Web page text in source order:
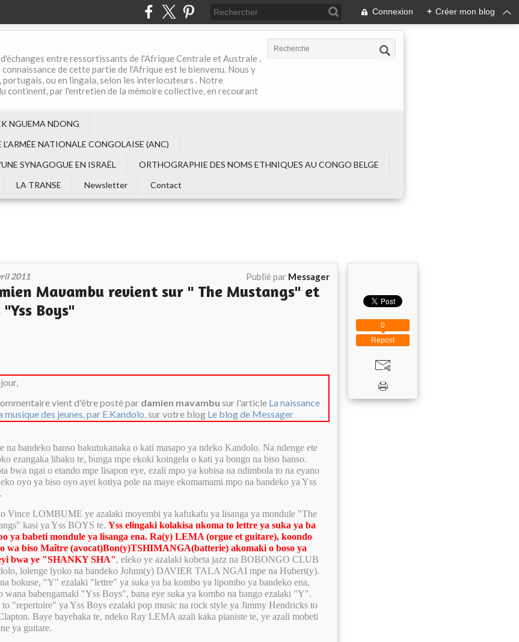
Connexion + Créer mon blog
entre ressortissants de l'Afrique Centrale et Australe .
de cette partie de l'Afrique est le bienvenu. Nous y
ou en lingala, selon les interlocuteurs . Notre
continent, par l'entretien de la mémoire collective, en recourant
NGUEMA NDONG
NATIONALE CONGOLAISE (ANC)
SYNAGOGUE EN ISRAËL
ORTHOGRAPHIE DES NOMS ETHNIQUES AU CONGO BELGE
LA TRANSE Newsletter Contact
2011 Publié par Messager
Mavambu revient sur " The Mustangs" et
"Yss Boys"
vient d'être posté par damien mavambu sur l'article La naissance
musique des jeunes, par E.Kandolo, sur votre blog Le blog de Messager
na bandeko banso bakutukanaka o kati masapo ya ndeko Kandolo. Na ndenge ete
ezangaka libaku te, bunga mpe ekoki koingela o kati ya bongo na biso banso.
bwa ngai o etando mpe lisapon eye, ezali mpo ya kobisa na ndimbola to na eyano
oyo ya biso oyo ayei kotiya pole na maye ekomamami mpo na bandeko ya Yss
Vince LOMBUME ye azalaki moyembi ya kafukafu ya lisanga ya mondule "The
kasi ya Yss BOYS te. Yss elingaki kolakisa nkoma to lettre ya suka ya ba
ya babeti mondule ya lisanga ena. Ra(y) LEMA (orgue et guitare), koondo
wa biso Maître (avocat)Bon(y)TSHIMANGA(batterie) akomaki o boso ya
bwa ye "SHANKY SHA", eleko ye azalaki kobeta jazz na BOBONGO CLUB
lolenge lyoko na bandeko Johnn(y) DAVIER TALA NGAI mpe na Hubert(y).
bokuse, "Y" ezalaki "lettre" ya suka ya ba kombo ya lipombo ya bandeko ena,
wana babengamaki "Yss Boys", bana eye suka ya kombo na bango ezalaki "Y".
to "repertoire" ya Yss Boys ezalaki pop music na rock style ya Jimmy Hendricks to
Baye bayebaka te, ndeko Ray LEMA azali kaka pianiste te, ye azali mobeti
ya guitare.
Repost
0